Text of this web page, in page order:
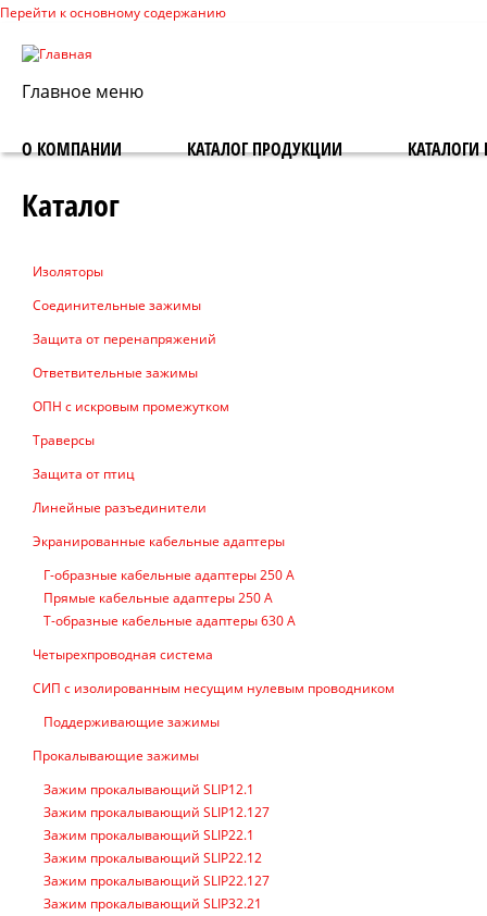
Перейти к основному содержанию
Главное меню
О КОМПАНИИ КАТАЛОГ ПРОДУКЦИИ КАТАЛОГИ
Каталог
Изоляторы
Соединительные зажимы
Защита от перенапряжений
Ответвительные зажимы
ОПН с искровым промежутком
Траверсы
Защита от птиц
Линейные разъединители
Экранированные кабельные адаптеры
Г-образные кабельные адаптеры 250 А
Прямые кабельные адаптеры 250 А
Т-образные кабельные адаптеры 630 А
Четырехпроводная система
СИП с изолированным несущим нулевым проводником
Поддерживающие зажимы
Прокалывающие зажимы
Зажим прокалывающий SLIP12.1
Зажим прокалывающий SLIP12.127
Зажим прокалывающий SLIP22.1
Зажим прокалывающий SLIP22.12
Зажим прокалывающий SLIP22.127
Зажим прокалывающий SLIP32.21